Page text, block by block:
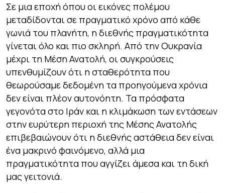
Σε μια εποχή όπου οι εικόνες πολέμου
μεταδίδονται σε πραγματικό χρόνο από κάθε
γωνιά του πλανήτη, η διεθνής πραγματικότητα
γίνεται όλο και πιο σκληρή. Από την Ουκρανία
μέχρι τη Μέση Ανατολή, οι συγκρούσεις
υπενθυμίζουν ότι η σταθερότητα που
θεωρούσαμε δεδομένη τα προηγούμενα χρόνια
δεν είναι πλέον αυτονόητη. Τα πρόσφατα
γεγονότα στο Ιράν και η κλιμάκωση των εντάσεων
στην ευρύτερη περιοχή της Μέσης Ανατολής
επιβεβαιώνουν ότι η διεθνής αστάθεια δεν είναι
ένα μακρινό φαινόμενο, αλλά μια
πραγματικότητα που αγγίζει άμεσα και τη δική
μας γειτονιά.